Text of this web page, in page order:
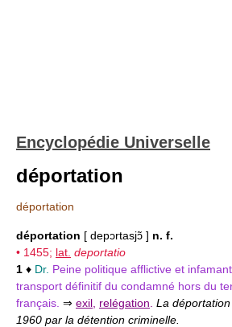
Encyclopédie Universelle
déportation
déportation
déportation [ depɔrtasjɔ̃ ] n. f.
• 1455; lat. deportatio
1 ♦ Dr. Peine politique afflictive et
transport définitif du condamné hors du
français. ⇒ exil relégation La
1960 par la détention criminelle.